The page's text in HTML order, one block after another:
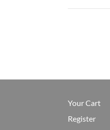
Your Cart
Register